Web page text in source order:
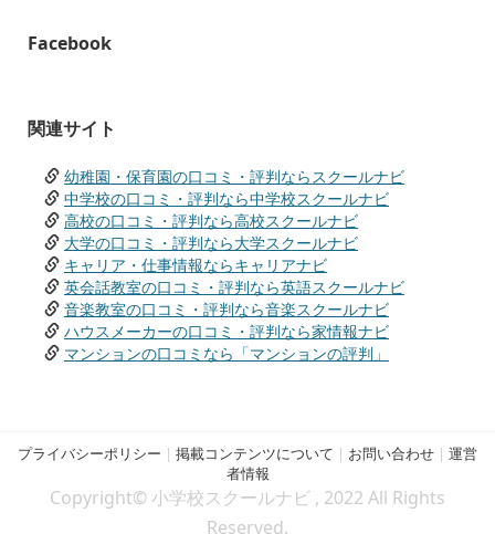
Facebook
関連サイト
幼稚園・保育園の口コミ・評判ならスクールナビ
中学校の口コミ・評判なら中学校スクールナビ
高校の口コミ・評判なら高校スクールナビ
大学の口コミ・評判なら大学スクールナビ
キャリア・仕事情報ならキャリアナビ
英会話教室の口コミ・評判なら英語スクールナビ
音楽教室の口コミ・評判なら音楽スクールナビ
ハウスメーカーの口コミ・評判なら家情報ナビ
マンションの口コミなら「マンションの評判」
プライバシーポリシー | 掲載コンテンツについて | お問い合わせ | 運営
者情報
Copyright© 小学校スクールナビ , 2022 All Rights
Reserved.